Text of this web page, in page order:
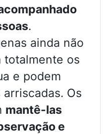
.
ainda não
totalmente os
e podem
Os
mantê-las
e